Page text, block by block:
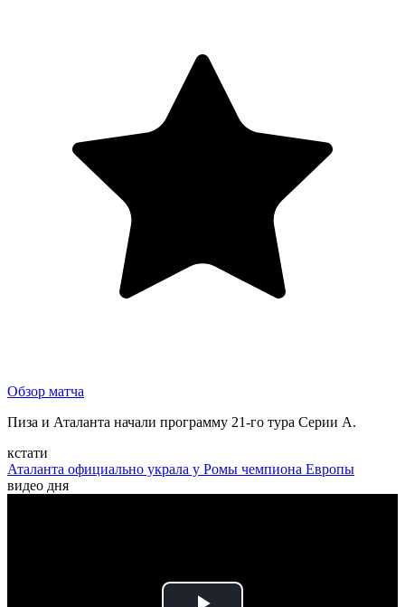
Обзор матча
Пиза и Аталанта начали программу 21-го тура Серии А.
кстати
Аталанта официально украла у Ромы чемпиона Европы
видео дня